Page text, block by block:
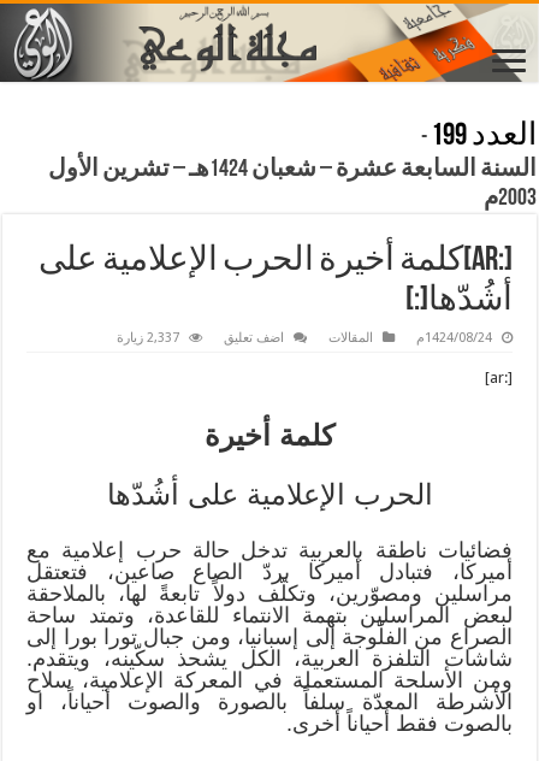
العدد 199
-
السنة السابعة عشرة – شعبان 1424هـ – تشرين الأول
2003م
[:ar]كلمة أخيرة الحرب الإعلامية على
أشُدّها[:]
1424/08/24م المقالات اضف تعليق 2,337 زيارة
[:ar]
كلمة أخيرة
الحرب الإعلامية على أشُدّها
فضائيات ناطقة بالعربية تدخل حالة حرب إعلامية مع
أميركا، فتبادل أميركا بردّ الصاع صاعين، فتعتقل
مراسلين ومصوّرين، وتكلّف دولاً تابعةً لها، بالملاحقة
لبعض المراسلين بتهمة الانتماء للقاعدة، وتمتد ساحة
الصراع من الفلّوجة إلى إسبانيا، ومن جبال تورا بورا إلى
شاشات التلفزة العربية، الكل يشحذ سكّينه، ويتقدم.
ومن الأسلحة المستعملة في المعركة الإعلامية، سلاح
الأشرطة المعدّة سلفاً بالصورة والصوت أحياناً، او
بالصوت فقط أحياناً أخرى.